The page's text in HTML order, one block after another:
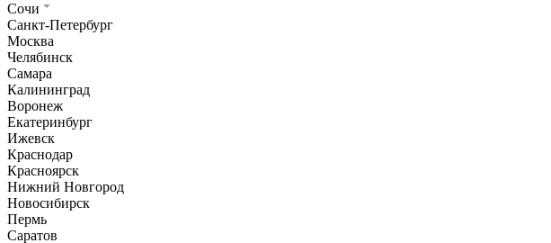
Сочи
Санкт-Петербург
Москва
Челябинск
Самара
Калининград
Воронеж
Екатеринбург
Ижевск
Краснодар
Красноярск
Нижний Новгород
Новосибирск
Пермь
Саратов